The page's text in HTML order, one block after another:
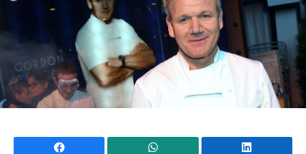
Facebook WhatsApp